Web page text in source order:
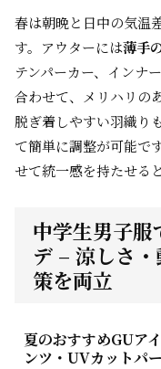
春は朝晩と日中の気温
す。アウターには薄手
テンパーカー、インナ
合わせて、メリハリの
脱ぎ着しやすい羽織り
て簡単に調整が可能で
せて統一感を持たせる
中学生男子
デ – 涼しさ
策を両立
夏のおすすめGUア
ンツ・UVカットパ